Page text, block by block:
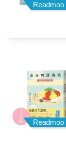
Readmoo
Readmoo